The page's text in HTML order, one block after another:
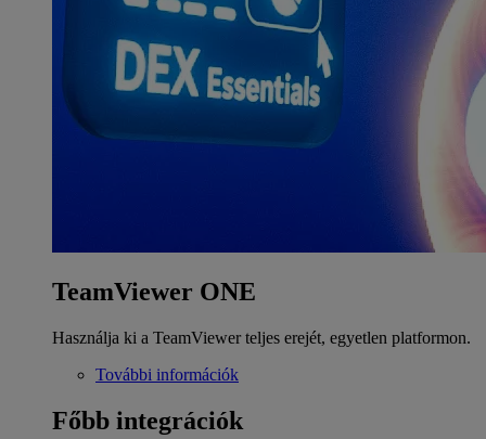
TeamViewer ONE
Használja ki a TeamViewer teljes erejét, egyetlen platformon.
További információk
Főbb integrációk